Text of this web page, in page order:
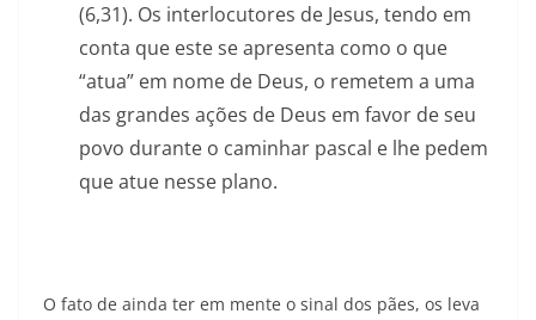
(6,31). Os interlocutores de Jesus, tendo em
conta que este se apresenta como o que
“atua” em nome de Deus, o remetem a uma
das grandes ações de Deus em favor de seu
povo durante o caminhar pascal e lhe pedem
que atue nesse plano.
O fato de ainda ter em mente o sinal dos pães, os leva